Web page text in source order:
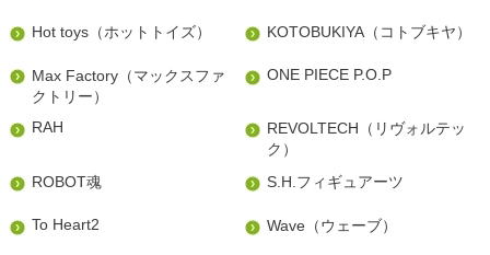
Hot toys（ホットトイズ） KOTOBUKIYA（コトブキヤ）
Max Factory（マックスファ
クトリー）
ONE PIECE P.O.P
RAH
REVOLTECH（リヴォルテッ
ク）
ROBOT魂
S.H.フィギュアーツ
To Heart2 Wave（ウェーブ）